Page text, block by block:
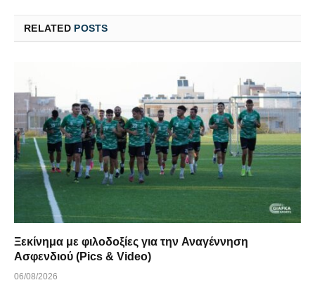
RELATED POSTS
Ξεκίνημα με φιλοδοξίες για την Αναγέννηση
Ασφενδιού (Pics & Video)
06/08/2026